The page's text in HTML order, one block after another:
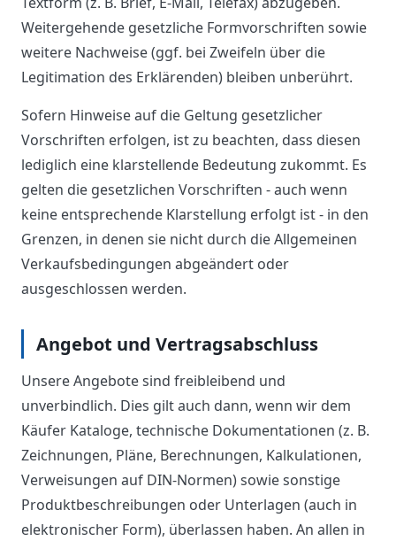
Weitergehende gesetzliche Formvorschriften sowie
weitere Nachweise (ggf. bei Zweifeln über die
Legitimation des Erklärenden) bleiben unberührt.
Sofern Hinweise auf die Geltung gesetzlicher
Vorschriften erfolgen, ist zu beachten, dass diesen
lediglich eine klarstellende Bedeutung zukommt. Es
gelten die gesetzlichen Vorschriften - auch wenn
keine entsprechende Klarstellung erfolgt ist - in den
Grenzen, in denen sie nicht durch die Allgemeinen
Verkaufsbedingungen abgeändert oder
ausgeschlossen werden.
Angebot und Vertragsabschluss
Unsere Angebote sind freibleibend und
unverbindlich. Dies gilt auch dann, wenn wir dem
Käufer Kataloge, technische Dokumentationen (z. B.
Zeichnungen, Pläne, Berechnungen, Kalkulationen,
Verweisungen auf DIN-Normen) sowie sonstige
Produktbeschreibungen oder Unterlagen (auch in
elektronischer Form), überlassen haben. An allen in